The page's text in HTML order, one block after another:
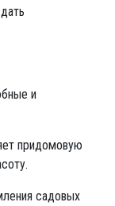
и
придомовую
садовых